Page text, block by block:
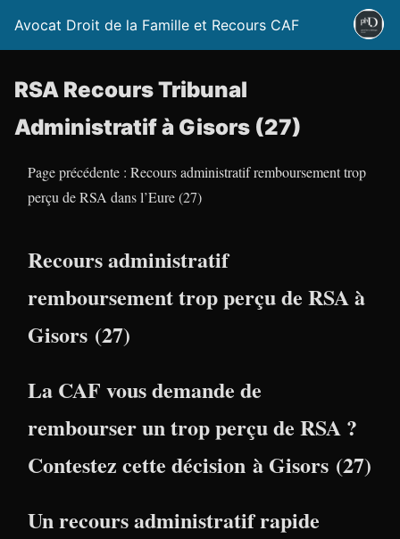
Avocat Droit de la Famille et Recours CAF
RSA Recours Tribunal
Administratif à Gisors (27)
Page précédente : Recours administratif remboursement trop
perçu de RSA dans l’Eure (27)
Recours administratif
remboursement trop perçu de RSA à
Gisors (27)
La CAF vous demande de
rembourser un trop perçu de RSA ?
Contestez cette décision à Gisors (27)
Un recours administratif rapide